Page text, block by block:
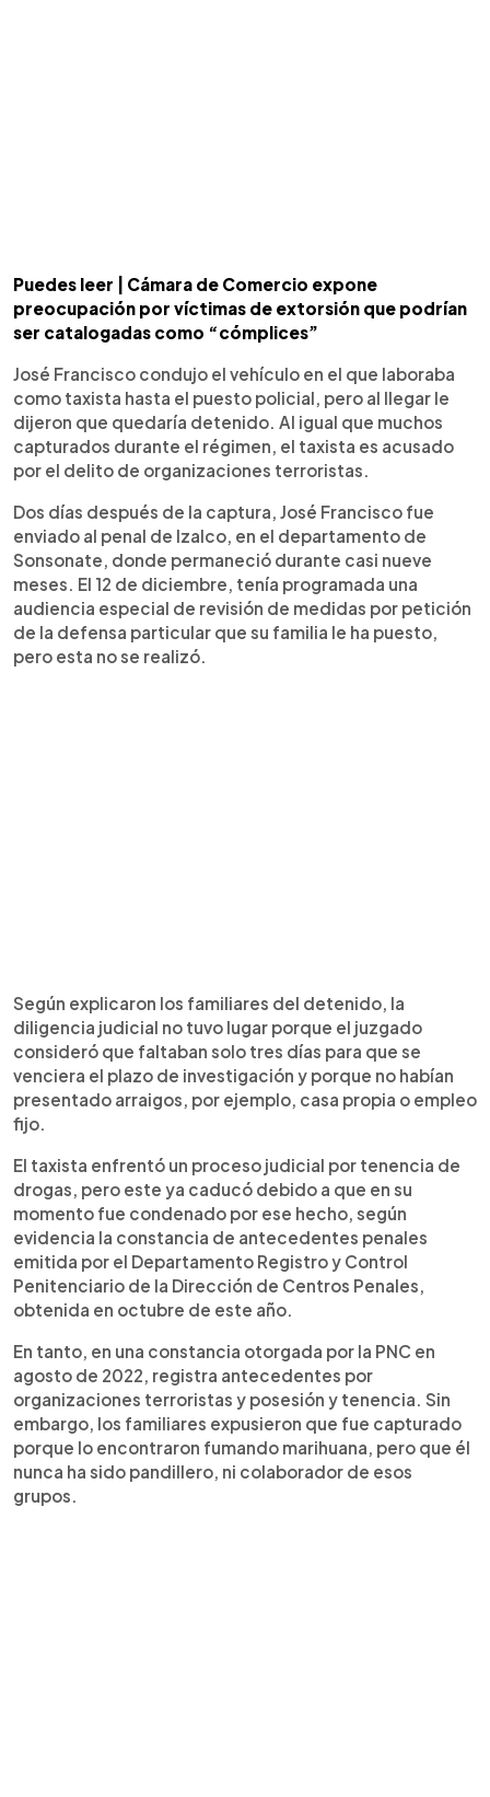
Puedes leer | Cámara de Comercio expone
preocupación por víctimas de extorsión que podrían
ser catalogadas como “cómplices”
José Francisco condujo el vehículo en el que laboraba
como taxista hasta el puesto policial, pero al llegar le
dijeron que quedaría detenido. Al igual que muchos
capturados durante el régimen, el taxista es acusado
por el delito de organizaciones terroristas.
Dos días después de la captura, José Francisco fue
enviado al penal de Izalco, en el departamento de
Sonsonate, donde permaneció durante casi nueve
meses. El 12 de diciembre, tenía programada una
audiencia especial de revisión de medidas por petición
de la defensa particular que su familia le ha puesto,
pero esta no se realizó.
Según explicaron los familiares del detenido, la
diligencia judicial no tuvo lugar porque el juzgado
consideró que faltaban solo tres días para que se
venciera el plazo de investigación y porque no habían
presentado arraigos, por ejemplo, casa propia o empleo
fijo.
El taxista enfrentó un proceso judicial por tenencia de
drogas, pero este ya caducó debido a que en su
momento fue condenado por ese hecho, según
evidencia la constancia de antecedentes penales
emitida por el Departamento Registro y Control
Penitenciario de la Dirección de Centros Penales,
obtenida en octubre de este año.
En tanto, en una constancia otorgada por la PNC en
agosto de 2022, registra antecedentes por
organizaciones terroristas y posesión y tenencia. Sin
embargo, los familiares expusieron que fue capturado
porque lo encontraron fumando marihuana, pero que él
nunca ha sido pandillero, ni colaborador de esos
grupos.